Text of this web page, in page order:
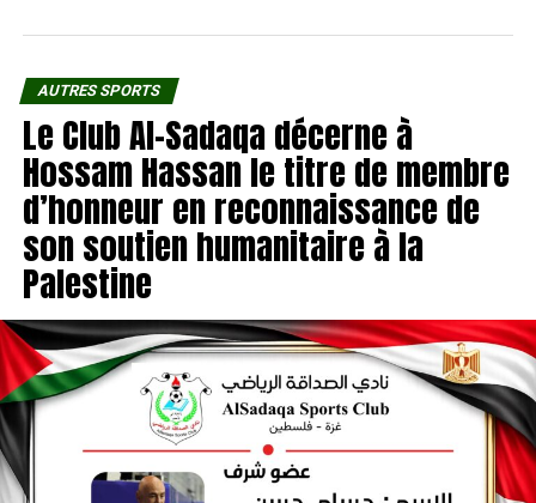
AUTRES SPORTS
Le Club Al-Sadaqa décerne à
Hossam Hassan le titre de membre
d’honneur en reconnaissance de
son soutien humanitaire à la
Palestine